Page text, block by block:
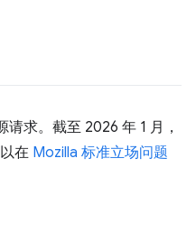
求。截至 2026 年 1 月，
在 Mozilla 标准立场问题